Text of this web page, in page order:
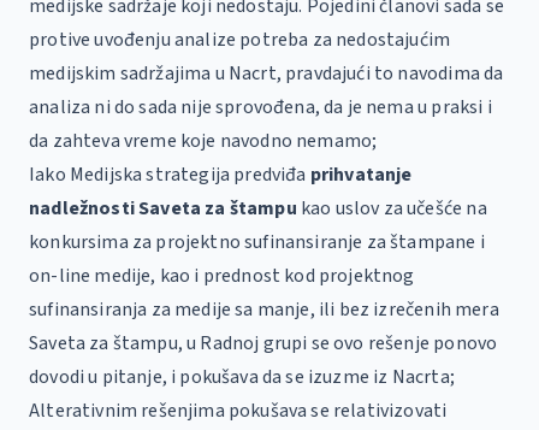
medijske sadržaje koji nedostaju. Pojedini članovi sada se
protive uvođenju analize potreba za nedostajućim
medijskim sadržajima u Nacrt, pravdajući to navodima da
analiza ni do sada nije sprovođena, da je nema u praksi i
da zahteva vreme koje navodno nemamo;
Iako Medijska strategija predviđa prihvatanje
nadležnosti Saveta za štampu kao uslov za učešće na
konkursima za projektno sufinansiranje za štampane i
on-line medije, kao i prednost kod projektnog
sufinansiranja za medije sa manje, ili bez izrečenih mera
Saveta za štampu, u Radnoj grupi se ovo rešenje ponovo
dovodi u pitanje, i pokušava da se izuzme iz Nacrta;
Alterativnim rešenjima pokušava se relativizovati